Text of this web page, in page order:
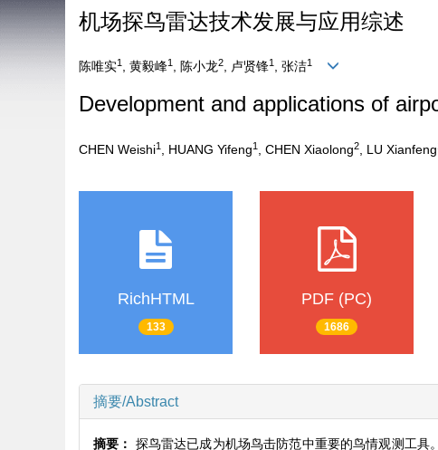
机场探鸟雷达技术发展与应用综述
陈唯实1 , 黄毅峰1 , 陈小龙2, 卢贤锋1 , 张洁1
Development and applications of
CHEN Weishi1 , HUANG Yifeng1 , CHEN Xiaolong2 , LU Xianfeng
RichHTML
133
PDF (PC)
1686
摘要/Abstract
摘要： 探鸟雷达已成为机场鸟击防范中重要的鸟情观测工具